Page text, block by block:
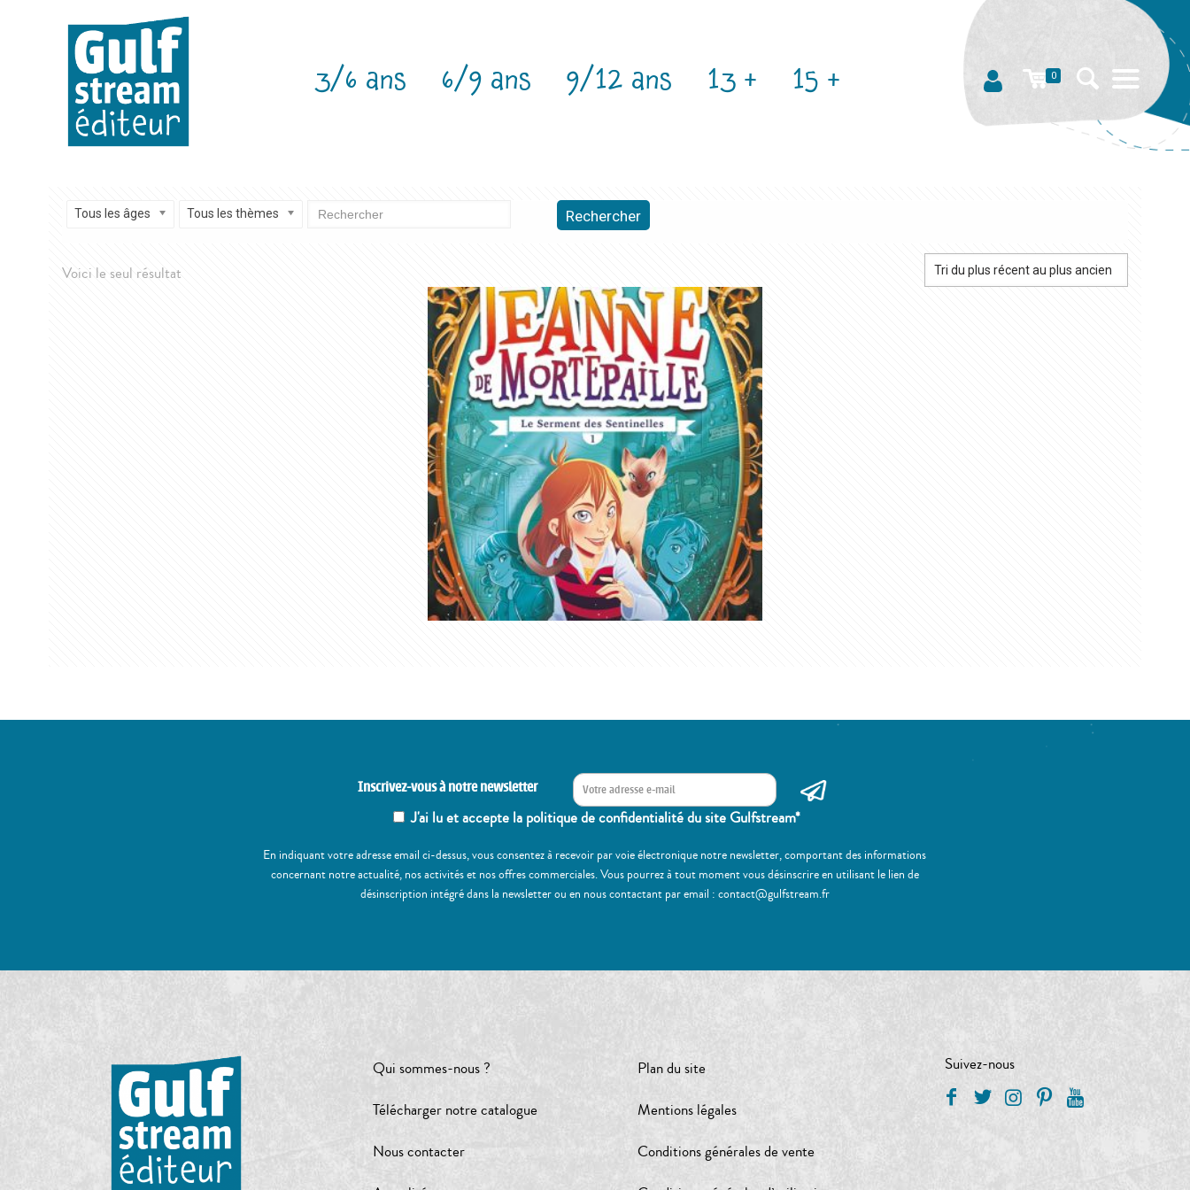
3/6 ans 6/9 ans 9/12 ans 13 + 15 + 0
Tous les âges Tous les thèmes Rechercher
Voici le seul résultat
Inscrivez-vous à notre newsletter
J'ai lu et accepte la politique de confidentialité du site Gulfstream*
En indiquant votre adresse email ci-dessus, vous consentez à recevoir par voie électronique notre newsletter, comportant des informations
concernant notre actualité, nos activités et nos offres commerciales. Vous pourrez à tout moment vous désinscrire en utilisant le lien de
désinscription intégré dans la newsletter ou en nous contactant par email : contact@gulfstream.fr
Qui sommes-nous ?
Télécharger notre catalogue
Nous contacter
Plan du site
Mentions légales
Conditions générales de vente
Suivez-nous